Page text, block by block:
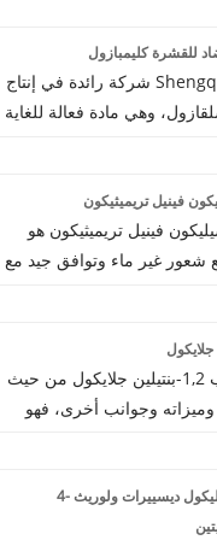
للقشرة كليمبازول
تعتبر شركة Shengqing شركة رائدة في إنتاج
وهي مادة فعالة للغاية
إن التزامنا ببناء
لنا التعاون بشكل وثيق مع
أننا نمهد الطريق لتحقيق
فينيل تريميثيكون
فينيل تريميثيكون هو
شعور غير ماء وتوافق جيد مع
كريمات الجسم
ومنتجات واقية من الشمس ،
، ومزيلات الزحافات ، ومضادات
نقدم لكم مرطب 1,2-بنتيلين جلايكول من حيث
وجوانب أخرى، فهو
المختلفة.
عميل بيرليسنت جليكول ديسييرات ولوريث -4